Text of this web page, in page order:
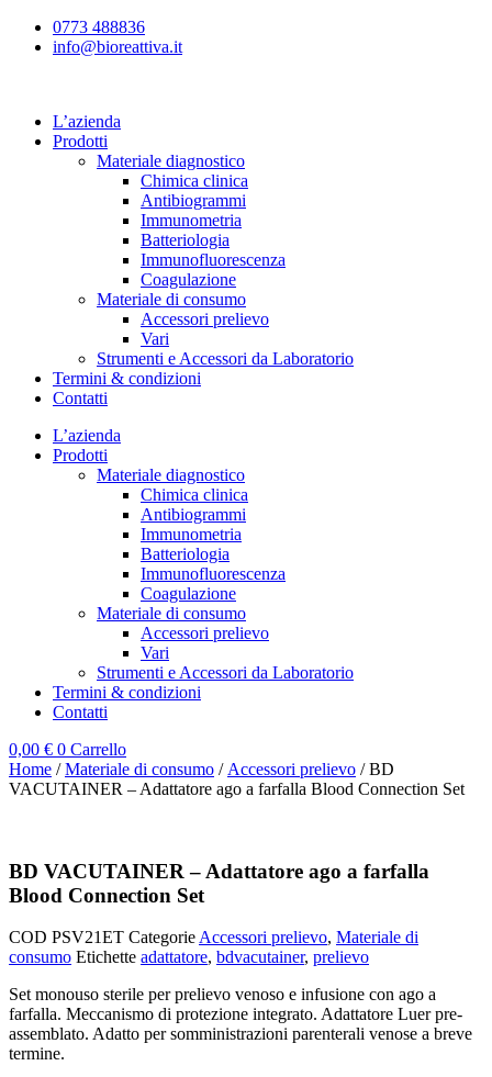
0773 488836
info@bioreattiva.it
L’azienda
Prodotti
Materiale diagnostico
Chimica clinica
Antibiogrammi
Immunometria
Batteriologia
Immunofluorescenza
Coagulazione
Materiale di consumo
Accessori prelievo
Vari
Strumenti e Accessori da Laboratorio
Termini & condizioni
Contatti
L’azienda
Prodotti
Materiale diagnostico
Chimica clinica
Antibiogrammi
Immunometria
Batteriologia
Immunofluorescenza
Coagulazione
Materiale di consumo
Accessori prelievo
Vari
Strumenti e Accessori da Laboratorio
Termini & condizioni
Contatti
0,00 € 0 Carrello
Home /Materiale di consumo / Accessori prelievo / BD
VACUTAINER – Adattatore ago a farfalla Blood Connection Set
BD VACUTAINER – Adattatore ago a farfalla
Blood Connection Set
COD PSV21ET CategorieAccessori prelievo, Materiale di
consumo Etichette adattatore, bdvacutainer, prelievo
Set monouso sterile per prelievo venoso e infusione con ago a
farfalla. Meccanismo di protezione integrato. Adattatore Luer pre-
assemblato. Adatto per somministrazioni parenterali venose a breve
termine.